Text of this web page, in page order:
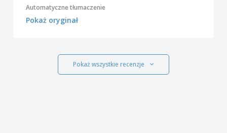
Automatyczne tłumaczenie
Pokaż oryginał
Pokaż wszystkie recenzje